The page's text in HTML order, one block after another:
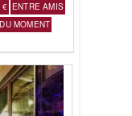
€ ENTRE AMIS
MOMENT